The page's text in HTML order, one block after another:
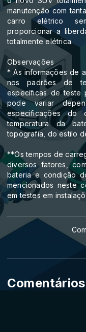
manutenção com
carro elétrico
proporcionar a
totalmente elétrica.
Observações
* As informações de
nos padrões de
específicas de teste
pode variar
especificações do
temperatura da
topografia, do estilo
**Os tempos de
diversos fatores,
bateria e condição
mencionados neste
em testes em
Comentários